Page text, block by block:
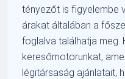
tényezőt is figyelembe
árakat általában a
foglalva találhatja meg.
keresőmotorunkat,
légitársaság ajánlatait,